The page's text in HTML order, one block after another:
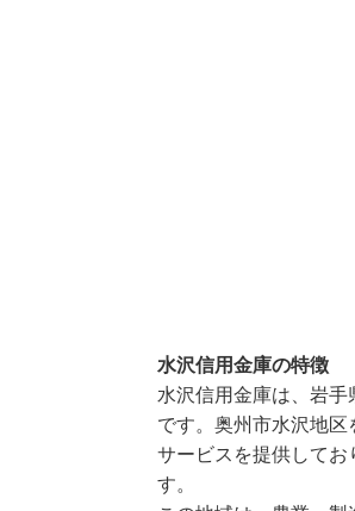
水沢信用金庫の特徴
水沢信用金庫は、岩
です。奥州市水沢地
サービスを提供して
す。